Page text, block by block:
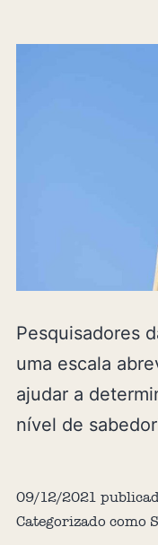
Pesquisadores
uma escala
ajudar a
nível de
09/12/2021
Categorizado como